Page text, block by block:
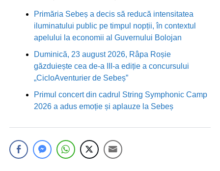
Primăria Sebeș a decis să reducă intensitatea
iluminatului public pe timpul nopții, în contextul
apelului la economii al Guvernului Bolojan
Duminică, 23 august 2026, Râpa Roșie
găzduiește cea de-a III-a ediție a concursului
„CicloAventurier de Sebeș”
Primul concert din cadrul String Symphonic Camp
2026 a adus emoție și aplauze la Sebeș